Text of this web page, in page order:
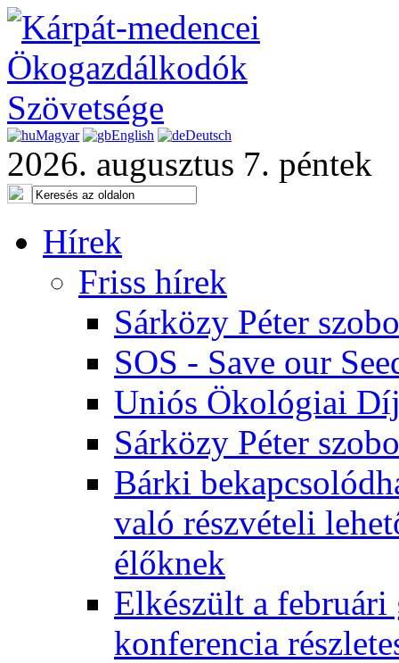
Magyar English Deutsch
2026. augusztus 7. péntek
Hírek
Friss hírek
Sárközy Péter
SOS - Save our
Uniós Ökológiai
Sárközy Péter
Bárki
való részvételi
élőknek
Elkészült a
konferencia